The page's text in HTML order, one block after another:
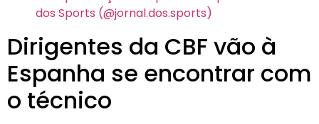
dos Sports (@jornal.dos.sports)
Dirigentes da CBF vão à
Espanha se encontrar com
o técnico